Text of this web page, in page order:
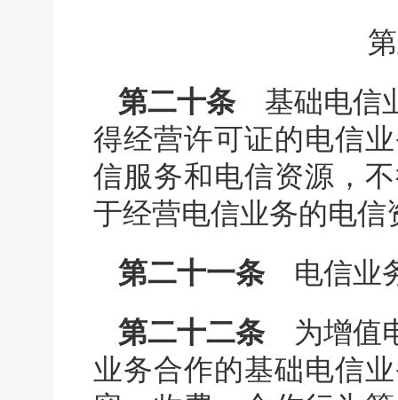
第二十条基础电信业
得经营许可证的电信
信服务和电信资源，
于经营电信业务的电
第二十一条电信业务
第二十二条为增值电
业务合作的基础电信